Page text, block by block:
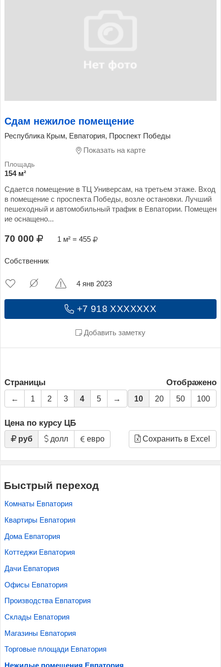
Сдам нежилое помещение
Республика Крым, Евпатория, Проспект Победы
Показать на карте
154 м²
Сдается помещение в ТЦ Универсам, на третьем этаже. Вход
в помещение с проспекта Победы, возле остановки. Лучший
пешеходный и автомобильный трафик в Евпатории. Помещен
ие оснащено...
70 000 1 м² = 455
Собственник
+7 918 XXXXXXX
Добавить заметку
4 янв 2023
Страницы
← 1 2 3 4 5 →
Отображено
10 20 50 100
Цена по курсу ЦБ
руб долл евро Сохранить в Excel
Быстрый переход
Комнаты Евпатория
Квартиры Евпатория
Дома Евпатория
Коттеджи Евпатория
Дачи Евпатория
Офисы Евпатория
Производства Евпатория
Склады Евпатория
Магазины Евпатория
Торговые площади Евпатория